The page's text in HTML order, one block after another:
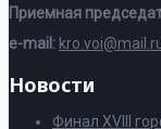
Приемная
e-mail:
Новости
Финал XVIII